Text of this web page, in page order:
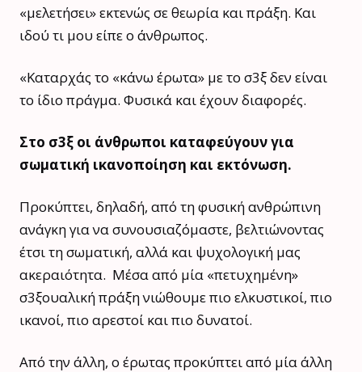
«μελετήσει» εκτενώς σε θεωρία και πράξη. Και
ιδού τι μου είπε ο άνθρωπος.
«Καταρχάς το «κάνω έρωτα» με το σ3ξ δεν είναι
το ίδιο πράγμα. Φυσικά και έχουν διαφορές.
Στο σ3ξ οι άνθρωποι καταφεύγουν για
σωματική ικανοποίηση και εκτόνωση.
Προκύπτει, δηλαδή, από τη φυσική ανθρώπινη
ανάγκη για να συνουσιαζόμαστε, βελτιώνοντας
έτσι τη σωματική, αλλά και ψυχολογική μας
ακεραιότητα. Μέσα από μία «πετυχημένη»
σ3ξουαλική πράξη νιώθουμε πιο ελκυστικοί, πιο
ικανοί, πιο αρεστοί και πιο δυνατοί.
Από την άλλη, ο έρωτας προκύπτει από μία άλλη